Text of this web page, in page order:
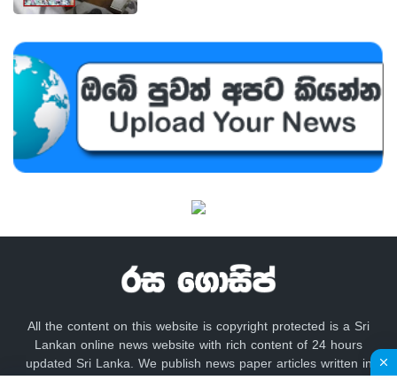
All the content on this website is copyright protected is a Sri
Lankan online news website with rich content of 24 hours
updated Sri Lanka. We publish news paper articles written in